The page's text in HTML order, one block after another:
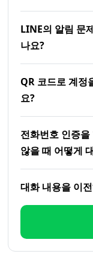
LINE의 알림 문
나요?
QR 코드로 계정
요?
전화번호 인증
않을 때 어떻게
대화 내용을 이